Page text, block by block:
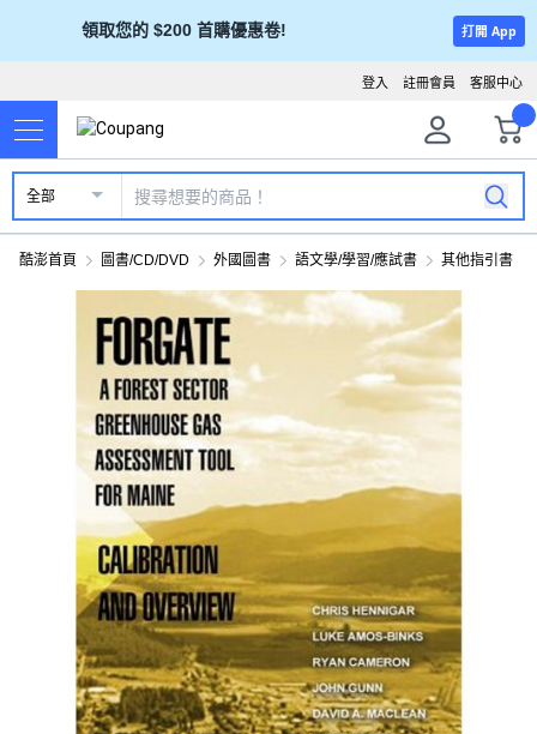
領取您的 $200 首購優惠卷! 打開 App
客服中心
註冊會員
登入
全部
酷澎首頁 圖書/CD/DVD 外國圖書 語文學/學習/應試書 其他指引書